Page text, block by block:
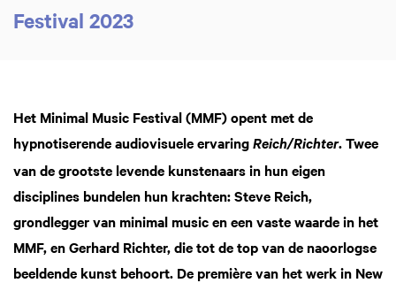
Festival 2023
Het Minimal Music Festival (MMF) opent met de
hypnotiserende audiovisuele ervaring Reich/Richter. Twee
van de grootste levende kunstenaars in hun eigen
disciplines bundelen hun krachten: Steve Reich,
grondlegger van minimal music en een vaste waarde in het
MMF, en Gerhard Richter, die tot de top van de naoorlogse
beeldende kunst behoort. De première van het werk in New